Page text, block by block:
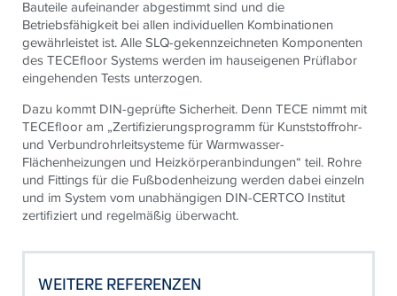
Bauteile aufeinander abgestimmt sind und die
Betriebsfähigkeit bei allen individuellen Kombinationen
gewährleistet ist. Alle SLQ-gekennzeichneten Komponenten
des TECEfloor Systems werden im hauseigenen Prüflabor
eingehenden Tests unterzogen.
Dazu kommt DIN-geprüfte Sicherheit. Denn TECE nimmt mit
TECEfloor am „Zertifizierungsprogramm für Kunststoffrohr-
und Verbundrohrleitsysteme für Warmwasser-
Flächenheizungen und Heizkörperanbindungen“ teil. Rohre
und Fittings für die Fußbodenheizung werden dabei einzeln
und im System vom unabhängigen DIN-CERTCO Institut
zertifiziert und regelmäßig überwacht.
WEITERE REFERENZEN